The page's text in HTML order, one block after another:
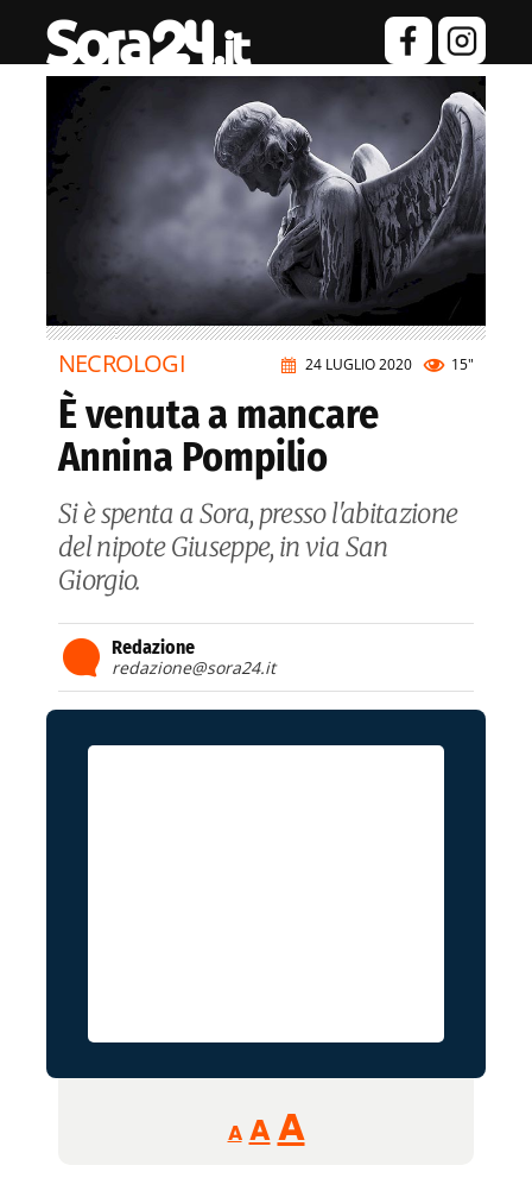
24 LUGLIO 2020 15"
NECROLOGI
È venuta a mancare
Annina Pompilio
Si è spenta a Sora, presso l'abitazione
del nipote Giuseppe, in via San
Giorgio.
Redazione
redazione@sora24.it
A
Reducir
tamaño
A Restablecer
AAumentar